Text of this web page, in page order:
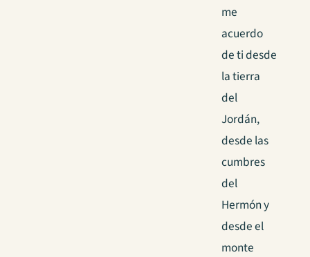
me
acuerdo
de ti desde
la tierra
del
Jordán,
desde las
cumbres
del
Hermón y
desde el
monte